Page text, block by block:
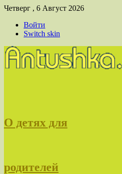
Четверг , 6 Август 2026
Войти
Switch skin
О детях для
родителей